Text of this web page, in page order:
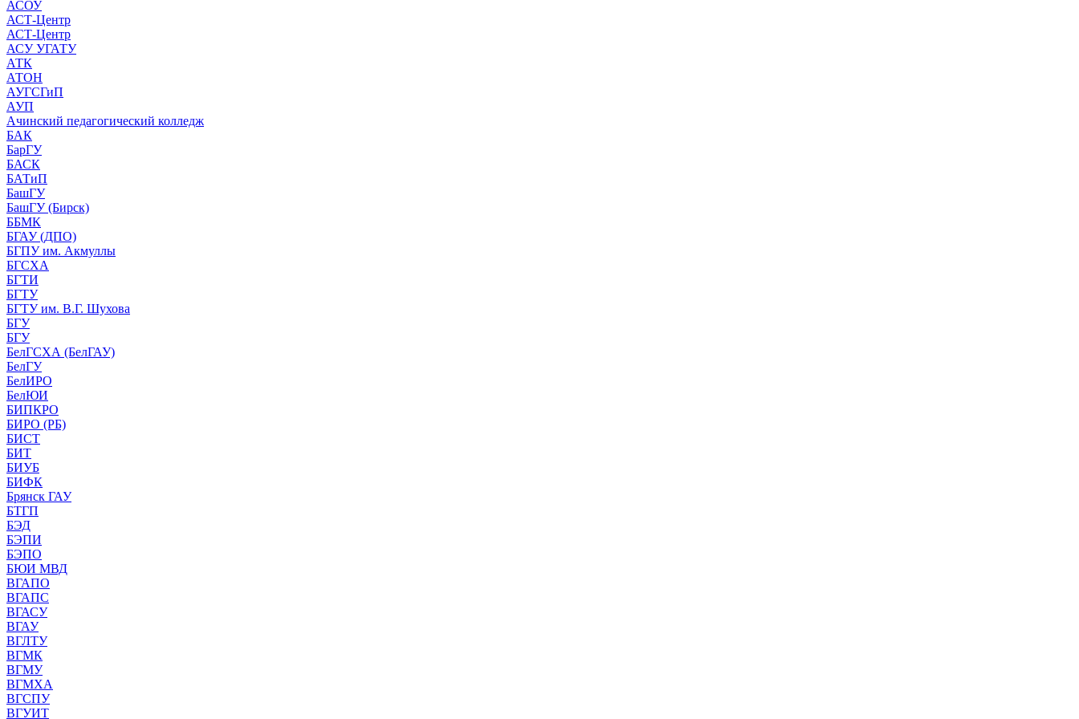
АСОУ
АСТ-Центр
АСТ-Центр
АСУ УГАТУ
АТК
АТОН
АУГСГиП
АУП
Ачинский педагогический колледж
БАК
БарГУ
БАСК
БАТиП
БашГУ
БашГУ (Бирск)
ББМК
БГАУ (ДПО)
БГПУ им. Акмуллы
БГСХА
БГТИ
БГТУ
БГТУ им. В.Г. Шухова
БГУ
БГУ
БелГСХА (БелГАУ)
БелГУ
БелИРО
БелЮИ
БИПКРО
БИРО (РБ)
БИСТ
БИТ
БИУБ
БИФК
Брянск ГАУ
БТГП
БЭД
БЭПИ
БЭПО
БЮИ МВД
ВГАПО
ВГАПС
ВГАСУ
ВГАУ
ВГЛТУ
ВГМК
ВГМУ
ВГМХА
ВГСПУ
ВГУИТ